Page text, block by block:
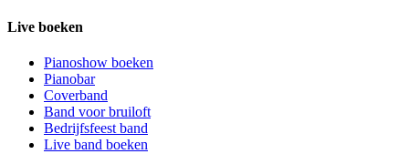
Live boeken
Pianoshow boeken
Pianobar
Coverband
Band voor bruiloft
Bedrijfsfeest band
Live band boeken